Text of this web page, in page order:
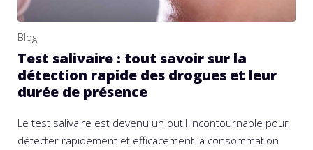
Blog
Test salivaire : tout savoir sur la
détection rapide des drogues et leur
durée de présence
Le test salivaire est devenu un outil incontournable pour
détecter rapidement et efficacement la consommation